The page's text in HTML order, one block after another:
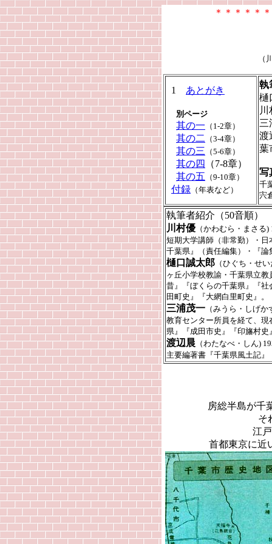
＊＊＊＊＊
1 あとがき
別ページ
其の一 （1-2章）
其の二 （3-4章）
其の三 （5-6章）
其の四
（7-8章）
其の五 （9-10章）
付録 （年表など）
執
樋
三
渡
葉
写
千
宍
執筆者紹介（50音順）
川村優 （かわむら・まさ
短期大学講師（非常勤）・
千葉県』（責任編集）・『
樋口誠太郎 （ひぐち・せ
ヶ丘小学校教諭・千葉県立
昔』『ぼくらの千葉県』『
田町史』『大網白里町史』。
三浦茂一 （みうら・しげ
教育センター所員を経て、
県』『成田市史』『印旛村史
渡辺晨 （わたなべ・しん)
主要編著書『千葉県風土記
房総半島が千
そ
江
首都東京に近